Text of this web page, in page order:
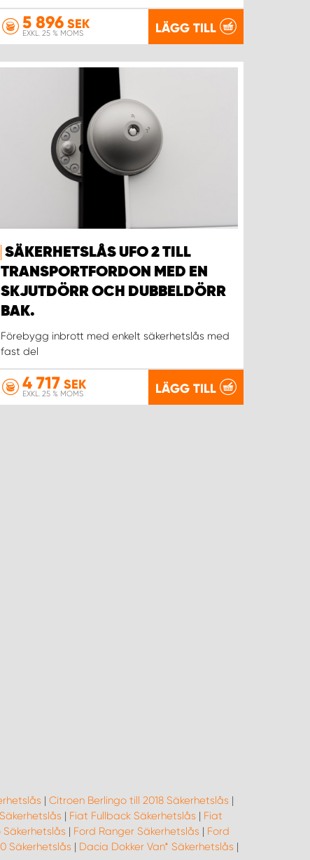
5 896 SEK
EXKL. 25 % MOMS LÄGG TILL
SÄKERHETSLÅS UFO 2 TILL
TRANSPORTFORDON MED EN
SKJUTDÖRR OCH DUBBELDÖRR
BAK.
Förebygg inbrott med enkelt säkerhetslås med
fast del
4 717 SEK
EXKL. 25 % MOMS LÄGG TILL
| Citroen Berlingo till 2018 Säkerhetslås |
| Fiat Fullback Säkerhetslås | Fiat
| Ford Ranger Säkerhetslås | Ford
Säkerhetslås | Dacia Dokker Van* Säkerhetslås |